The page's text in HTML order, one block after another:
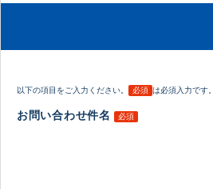
以下の項目をご入力ください。 必須 は必須入力です。
お問い合わせ件名 必須